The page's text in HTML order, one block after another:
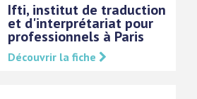
Ifti, institut de traduction
et d'interprétariat pour
professionnels à Paris
Découvrir la fiche